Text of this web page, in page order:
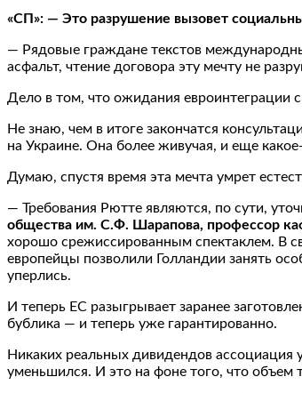
«СП»: — Это разрушение вызовет
— Рядовые граждане текстов
асфальт, чтение договора эту мечту не
Дело в том, что ожидания евроинтеграции
Не знаю, чем в итоге закончатся
на Украине. Она более живучая, и еще
Думаю, спустя время эта мечта умрет
— Требования Рютте являются, по сути,
общества им. С.Ф. Шарапова, профессор
хорошо срежиссированным спектаклем. В
европейцы позволили Голландии занять
уперлись.
И теперь ЕС разыгрывает заранее
бублика — и теперь уже гарантированно.
Никаких реальных дивидендов
уменьшился. И это на фоне того, что объем